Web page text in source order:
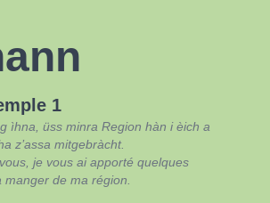
1
ìhna, üss minra Region hàn i èich a
z’assa mitgebràcht.
je vous ai apporté quelques
de ma région.